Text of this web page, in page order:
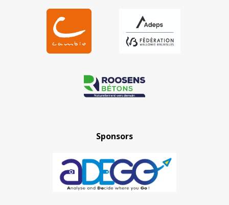
Sponsors